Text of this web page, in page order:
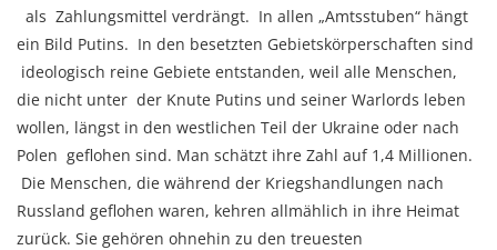
als Zahlungsmittel verdrängt. In allen „Amtsstuben“ hängt
ein Bild Putins. In den besetzten Gebietskörperschaften sind
ideologisch reine Gebiete entstanden, weil alle Menschen,
die nicht unter der Knute Putins und seiner Warlords leben
wollen, längst in den westlichen Teil der Ukraine oder nach
Polen geflohen sind. Man schätzt ihre Zahl auf 1,4 Millionen.
Die Menschen, die während der Kriegshandlungen nach
Russland geflohen waren, kehren allmählich in ihre Heimat
zurück. Sie gehören ohnehin zu den treuesten